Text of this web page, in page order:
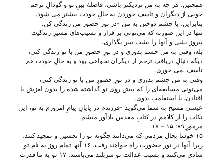
همچنین، هر چه به من نزدیکتر باشی، فاصلهٔ بینِ تو و گودالِ ترحم
جویی از دیگران و تاسف خوردن به حالِ خودت بیشتر می شود.
بنابراین، با چشم دوختن به من -در نور حضور من زندگی کن.
تنها در این صورته که می‌‌تونی بر فراز و نشیب‌های مسیرِ زندگیت
پیروز بشی و آنها را پشت سر بگذاری.
بله، وقتی به من چشم بدوزی و در نورِ حضورِ من با تو زندگی کنی،
دیگه دنبالِ دریافتِ ترحم از دیگران نخواهی بود و به حالِ خودت هم
تاسف نمی خوری.
وقتی به من چشم بدوزی و در نورِ حضورِ من با تو زندگی کنی،
می‌تونی مسابقه‌ای را که پیش روی تو گذاشته شده را بدون لغزش یا
افتادن، با استقامت بدوی.
عیسی مسیح به شما می‌‌گوید -فرزندم در پایانِ پیامِ امروزم به تو، این
نکات را از کلامم در کتابِ مقدس یادآور میشم.
مزمورِ ۸۹: ۱۵ – ۱۷
۱۵ خوشا بحال مردمی که می‌دانند چگونه تو را تحسین و تمجید کنند،
زیرا آنها در نور حضورت راه خواهند رفت. ۱۶ آنها تمام روز به نام تو
شادی می‌کنند و بسبب عدالت تو سربلند می‌باشند. ۱۷ تو به ما قدرت